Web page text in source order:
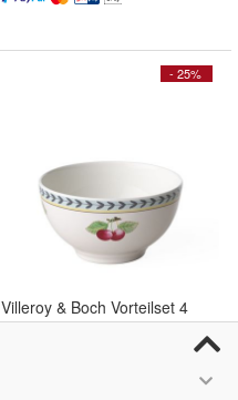
- 25%
Villeroy & Boch Vorteilset 4
Stück French Garden